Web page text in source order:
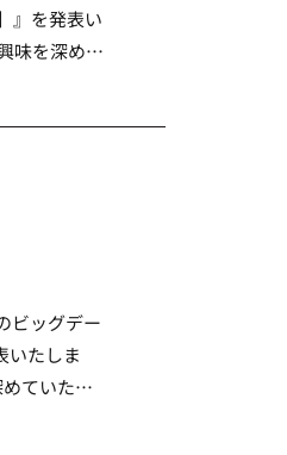
』を発表い
味を深めて
ビッグデー
いたしま
ていただ